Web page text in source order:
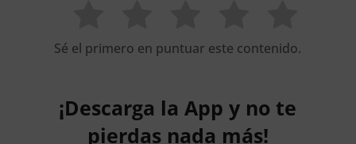
Sé el primero en puntuar este contenido.
¡Descarga la App y no te
pierdas nada más!